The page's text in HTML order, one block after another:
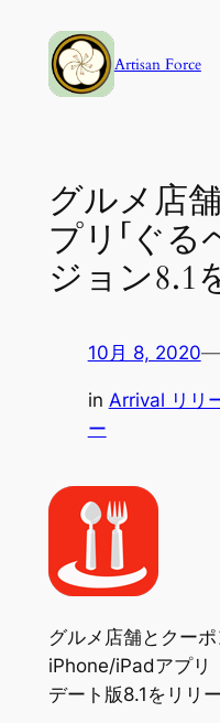
Artisan Force
グルメ店
プリ「ぐる
ジョン8.1
10月 8, 2020—
in Arrival リリ
ー
グルメ店舗とクー
iPhone/iPadアプリ
デート版8.1をリリ